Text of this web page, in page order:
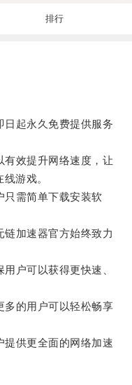
排行
起永久免费提供服务
效提升网络速度，让
游戏。
需简单下载安装软
加速器官方始终致力
户可以获得更快速、
的用户可以轻松畅享
供更全面的网络加速